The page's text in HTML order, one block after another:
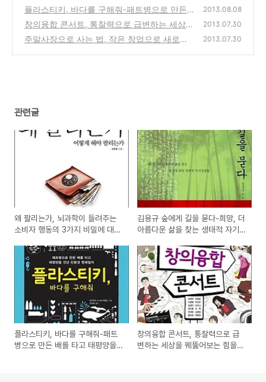
을 찾는 생태적 자기경영법 도서 서평
(0)
플라스티키, 바다를 구해줘-패트병으로 만든
배를 타고 태평양을 건넌 친환경 항해일지 도
서 서평
(0)
2013.08.08
창의융합 콘서트, 통찰력으로 급변하는 세상을
꿰뚫어보는 힘을 갖는 방법 도서 서평
(0)
2013.07.30
주말사장으로 사는 법, 작은 창업으로 새로운
2013.07.30
관련글
왜 팔리는가, 뇌과학이 들려주는
소비자 행동의 3가지 비밀에 대한
김용규 숲에게 길을 묻다-희망, 더
아름다운 삶을 찾는 생태적 자기
플라스티키, 바다를 구해줘-패트
병으로 만든 배를 타고 태평양을
창의융합 콘서트, 통찰력으로 급
변하는 세상을 꿰뚫어보는 힘을